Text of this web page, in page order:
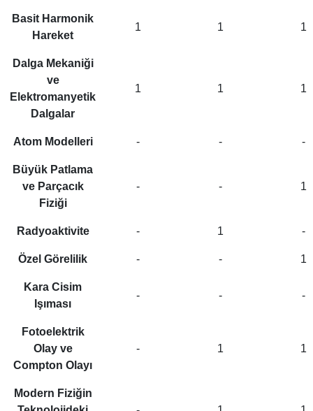
Basit Harmonik
Hareket
1 1 1
Dalga Mekaniği
ve
Elektromanyetik
Dalgalar
1 1 1
Atom Modelleri - - -
Büyük Patlama
ve Parçacık
Fiziği
- - 1
Radyoaktivite - 1 -
Özel Görelilik - - 1
Kara Cisim
Işıması
- - -
Fotoelektrik
Olay ve
Compton Olayı
- 1 1
Modern Fiziğin